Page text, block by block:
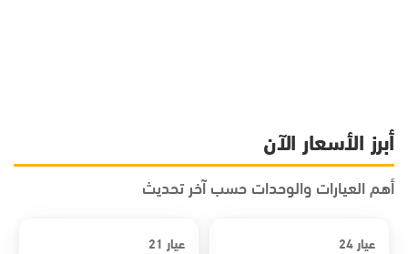
أبرز الأسعار الآن
أهم العيارات والوحدات حسب آخر تحديث
عيار 24 عيار 21